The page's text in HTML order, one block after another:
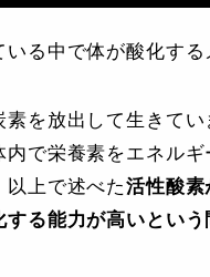
る中で体が酸化す
素を放出して生きて
で栄養素をエネル
以上で述べた活性酸素
る能力が高いという